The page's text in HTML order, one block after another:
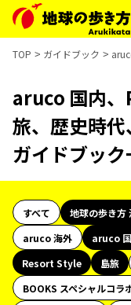
TOP ガイドブック
aruco 国内
旅、歴史時
ガイドブッ
すべて 地球の歩き方
aruco 海外
aruco
Resort Style
島旅
BOOKS スペシャルコラ